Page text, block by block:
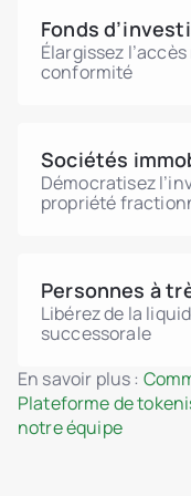
Fonds
Élargissez
conformité
Sociétés
Démocratisez
propriété
Personnes à
Libérez de la
successorale
En savoir plus :
Plateforme de
notre équipe